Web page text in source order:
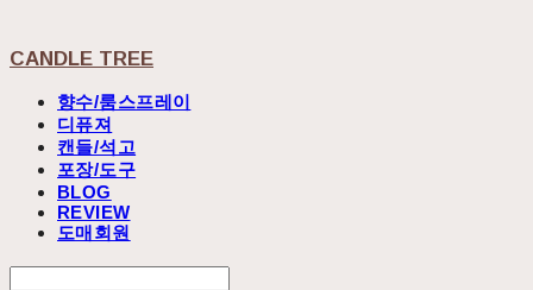
CANDLE TREE
향수/룸스프레이
디퓨져
캔들/석고
포장/도구
BLOG
REVIEW
도매회원